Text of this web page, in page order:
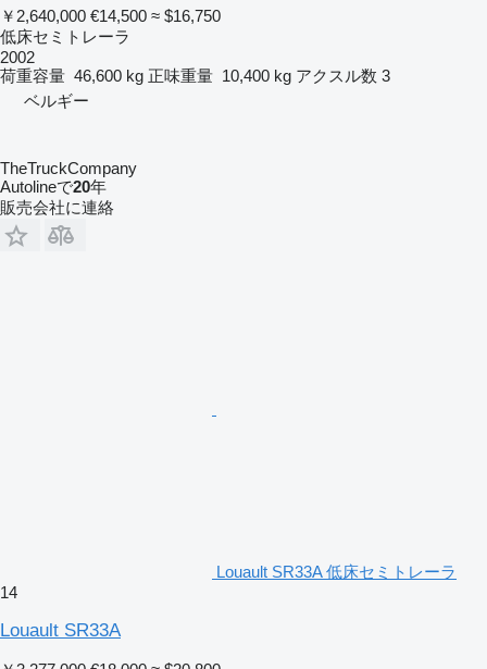
￥2,640,000 €14,500 ≈ $16,750
低床セミトレーラ
2002
荷重容量 46,600 kg 正味重量 10,400 kg アクスル数 3
ベルギー
TheTruckCompany
Autolineで20年
販売会社に連絡
Louault SR33A 低床セミトレーラ
14
Louault SR33A